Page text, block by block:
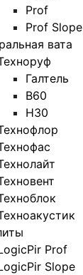
Prof
Prof Slope
вата
Галтель
В60
Н30
Prof
Slope